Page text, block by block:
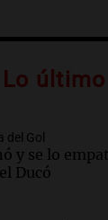
Lo último
del Gol
y se lo
Ducó